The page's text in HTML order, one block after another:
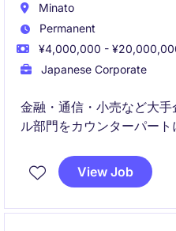
Minato
Permanent
¥4,000,000 -
Japanese Corporate
金融・通信・小売など大
ル部門をカウンターパー
業変革をリードする。ク
仮説構築から提案・実行
View Job